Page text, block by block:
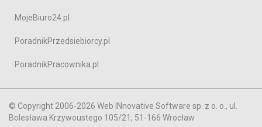
MojeBiuro24.pl
PoradnikPrzedsiebiorcy.pl
PoradnikPracownika.pl
© Copyright 2006-2026 Web INnovative Software sp. z o. o., ul.
Bolesława Krzywoustego 105/21, 51-166 Wrocław